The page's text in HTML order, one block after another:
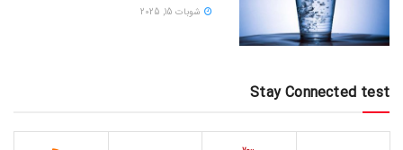
شوبات 15, 2025
Stay Connected test